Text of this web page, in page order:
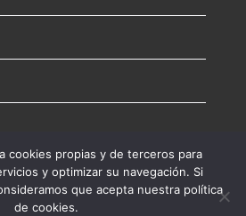
Desarrollado porAgencia de Marketing
Digital - Digital2G
cookies propias y de terceros para
y optimizar su navegación. Si
que acepta nuestra política
de cookies.